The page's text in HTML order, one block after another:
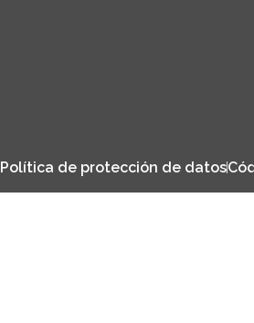
Política de protección de datos